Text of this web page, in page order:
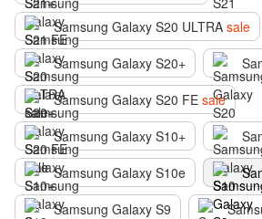
Samsung Galaxy S20 ULTRA sale
Samsung Galaxy S20+
Samsung Galaxy S20 FE sale
Samsung Galaxy S10+
Samsung Galaxy S10e
Samsung Galaxy S9